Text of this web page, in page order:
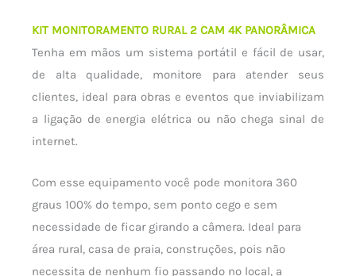
KIT MONITORAMENTO RURAL 2 CAM 4K PANORÂMICA
Tenha em mãos um sistema portátil e fácil de usar,
de alta qualidade, monitore para atender seus
clientes, ideal para obras e eventos que inviabilizam
a ligação de energia elétrica ou não chega sinal de
internet.
Com esse equipamento você pode monitora 360
graus 100% do tempo, sem ponto cego e sem
necessidade de ficar girando a câmera. Ideal para
área rural, casa de praia, construções, pois não
necessita de nenhum fio passando no local, a